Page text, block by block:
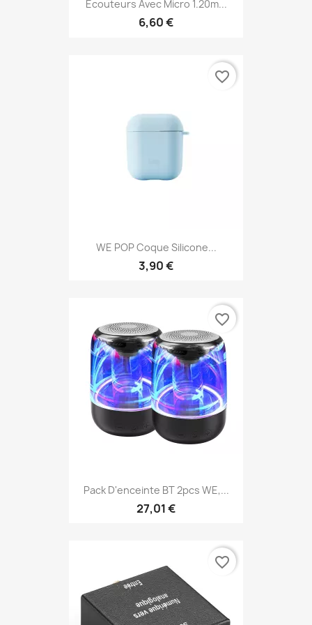
Ecouteurs Avec Micro 1.20m...
6,60 €
WE POP Coque Silicone...
3,90 €
favorite_border
Pack D'enceinte BT 2pcs WE,...
27,01 €
favorite_border
favorite_border